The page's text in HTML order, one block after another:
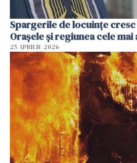
Spargerile de locuințe cresc
Orașele și regiunea cele
25 APRILIE 2026